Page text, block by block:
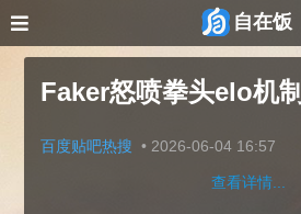
自在饭
Faker怒喷拳头elo机制
百度贴吧热搜 • 2026-06-04 16:57
查看详情...